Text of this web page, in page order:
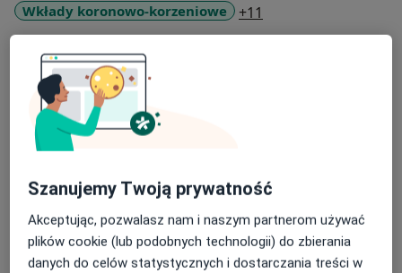
Wkłady koronowo-korzeniowe
+11
Pacjenci których przyjmuję
Dorośli (Tylko pod niektórymi adresami)
Dzieci w wieku od 8 lat (Tylko pod niektórymi
adresami)
Stacjonarne Zobacz lokalizacje (1)
Pokaż więcejo doświadczeniu
Szanujemy Twoją prywatność
Akceptując, pozwalasz nam i naszym partnerom używać
plików cookie (lub podobnych technologii) do zbierania
danych do celów statystycznych i dostarczania treści w